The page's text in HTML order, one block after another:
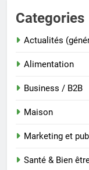
Categories
Actualités
Alimentation
Business / B2B
Maison
Marketing et
Santé & Bien